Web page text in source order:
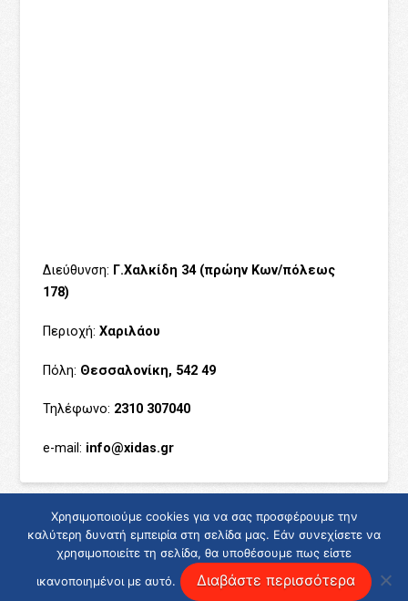
Διεύθυνση: Γ.Χαλκίδη 34 (πρώην Κων/πόλεως
178)
Περιοχή:Χαριλάου
Πόλη: Θεσσαλονίκη, 542 49
Τηλέφωνο: 2310 307040
e-mail: info@xidas.gr
Χρησιμοποιούμε cookies για να σας προσφέρουμε την
καλύτερη δυνατή εμπειρία στη σελίδα μας. Εάν συνεχίσετε να
χρησιμοποιείτε τη σελίδα, θα υποθέσουμε πως είστε
ικανοποιημένοι με αυτό.
Διαβάστε περισσότερα